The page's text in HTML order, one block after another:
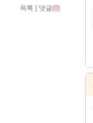
목록 댓글(0)